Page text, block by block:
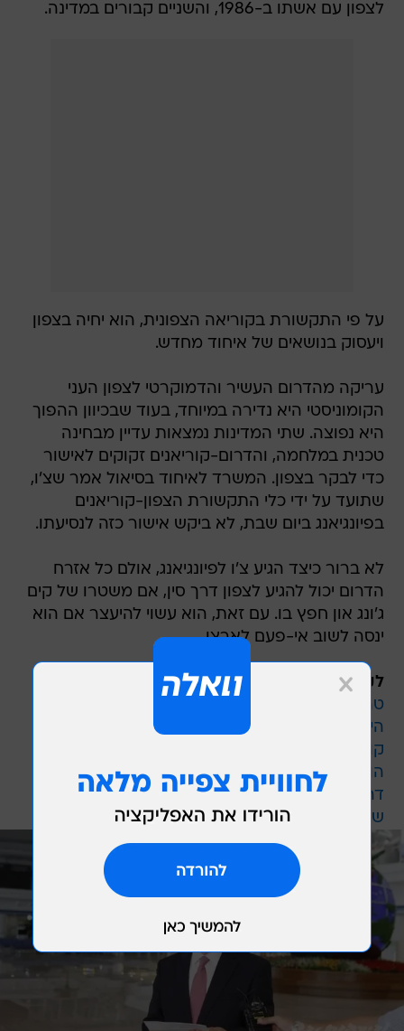
לצפון עם אשתו ב-1986, והשניים קבורים במדינה.
על פי התקשורת בקוריאה הצפונית, הוא יחיה בצפון
ויעסוק בנושאים של איחוד מחדש.
עריקה מהדרום העשיר והדמוקרטי לצפון העני
הקומוניסטי היא נדירה במיוחד, בעוד שבכיוון ההפוך
היא נפוצה. שתי המדינות נמצאות עדיין מבחינה
טכנית במלחמה, והדרום-קוריאנים זקוקים לאישור
כדי לבקר בצפון. המשרד לאיחוד בסיאול אמר שצ'ו,
שתועד על ידי כלי התקשורת הצפון-קוריאנים
בפיונגיאנג ביום שבת, לא ביקש אישור כזה לנסיעתו.
לא ברור כיצד הגיע צ'ו לפיונגיאנג, אולם כל אזרח
הדרום יכול להגיע לצפון דרך סין, אם משטרו של קים
ג'ונג און חפץ בו. עם זאת, הוא עשוי להיעצר אם הוא
ינסה לשוב אי-פעם לארצו.
לקריאה נוספת:
טראמפ קיבל אפס ויתורים מקים, אבל תמונה
היסטורית שווה לו יותר מהכול
קוריאה הצפונית: הזמן לחידוש המו"מ עם ארה"ב
הולך ואוזל
דרום קוריאה: טראמפ וקים עשויים להיפגש לפסגה
שלישית